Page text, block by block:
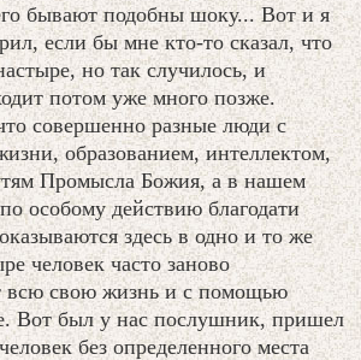
бывают подобны шоку... Вот и я
если бы мне кто-то сказал, что
но так случилось, и
потом уже много позже.
совершенно разные люди с
образованием, интеллектом,
Промысла Божия, а в нашем
особому действию благодати
здесь в одно и то же
человек часто заново
всю свою жизнь и с помощью
Вот был у нас послушник, пришел
без определенного места